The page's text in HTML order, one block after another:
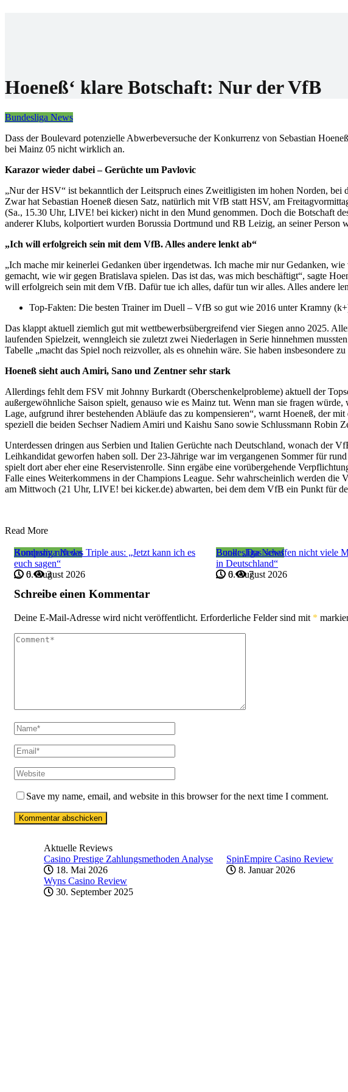
Hoeneß‘ klare Botschaft: Nur der VfB
Bundesliga News
Dass der Boulevard potenzielle Abwerbeversuche der Konkurrenz von Sebastian
bei Mainz 05 nicht wirklich an.
Karazor wieder dabei – Gerüchte um Pavlovic
„Nur der HSV“ ist bekanntlich der Leitspruch eines Zweitligisten im hohen Norden, bei
Zwar hat Sebastian Hoeneß diesen Satz, natürlich mit VfB statt HSV, am
(Sa., 15.30 Uhr, LIVE! bei kicker) nicht in den Mund genommen. Doch die Botschaft
anderer Klubs, kolportiert wurden Borussia Dortmund und RB Leizig, an seiner Person
„Ich will erfolgreich sein mit dem VfB. Alles andere lenkt ab“
„Ich mache mir keinerlei Gedanken über irgendetwas. Ich mache mir nur Gedanken,
gemacht, wie wir gegen Bratislava spielen. Das ist das, was mich beschäftigt“, sagte
will erfolgreich sein mit dem VfB. Dafür tue ich alles, dafür tun wir alles. Alles andere
Top-Fakten: Die besten Trainer im Duell – VfB so gut wie 2016 unter Kramny
Das klappt aktuell ziemlich gut mit wettbewerbsübergreifend vier Siegen anno 2025.
laufenden Spielzeit, wenngleich sie zuletzt zwei Niederlagen in Serie hinnehmen
Tabelle „macht das Spiel noch reizvoller, als es ohnehin wäre. Sie haben insbesondere
Hoeneß sieht auch Amiri, Sano und Zentner sehr stark
Allerdings fehlt dem FSV mit Johnny Burkardt (Oberschenkelprobleme) aktuell der
außergewöhnliche Saison spielt, genauso wie es Mainz tut. Wenn man sie fragen
Lage, aufgrund ihrer bestehenden Abläufe das zu kompensieren“, warnt Hoeneß, der
speziell die beiden Sechser Nadiem Amiri und Kaishu Sano sowie Schlussmann Robin
Unterdessen dringen aus Serbien und Italien Gerüchte nach Deutschland, wonach der
Leihkandidat geworfen haben soll. Der 23-Jährige war im vergangenen Sommer für
spielt dort aber eher eine Reservistenrolle. Sinn ergäbe eine vorübergehende
Falle eines Weiterkommens in der Champions League. Sehr wahrscheinlich werden die
am Mittwoch (21 Uhr, LIVE! bei kicker.de) abwarten, bei dem dem VfB ein Punkt für
Read More
Bundesliga News
Kompany ruft das Triple aus: „Jetzt kann ich es
euch sagen“
6. August 2026
0 3
Bundesliga News
Book: „Das schaffen nicht viele
in Deutschland“
6. August 2026
0 7
Schreibe einen Kommentar
Deine E-Mail-Adresse wird nicht veröffentlicht. Erforderliche Felder sind mit *
Save my name, email, and website in this browser for the next time I comment.
Aktuelle Reviews
Casino Prestige Zahlungsmethoden Analyse
18. Mai 2026
SpinEmpire Casino Review
8. Januar 2026
Wyns Casino Review
30. September 2025